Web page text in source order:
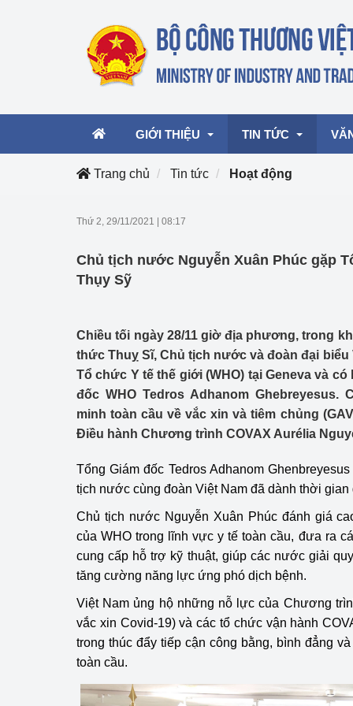
GIỚI THIỆU
Cơ cấu tổ chức
TIN TỨC
mại, Dịch vụ Việt
Hoạt động của Bộ
Công Thương -
Chuyển đổi số
Lịch sử phát triển
Bản tin Thị trường
Phát triển nguồn
Phát triển bền vững
Tổ chức kiểm định
Văn hóa ngành
Tái cơ cấu ngành
Sử dụng năng
Trang chủ Tin tức Hoạt động
Thứ 2, 29/11/2021 08:17
Chủ tịch nước Nguyễn Xuân Phúc gặp
Thụy Sỹ
Chiều tối ngày 28/11 giờ địa phương, trong
thức Thuỵ Sĩ, Chủ tịch nước và đoàn đại biểu
Tổ chức Y tế thế giới (WHO) tại Geneva và
đốc WHO Tedros Adhanom Ghebreyesus.
minh toàn cầu về vắc xin và tiêm chủng
Điều hành Chương trình COVAX Aurélia
Tổng Giám đốc Tedros Adhanom
tịch nước cùng đoàn Việt Nam đã dành thời gian
Chủ tịch nước Nguyễn Xuân Phúcđánh giá
của WHO trong lĩnh vực y tế toàn cầu, đưa ra
cung cấp hỗ trợ kỹ thuật, giúp các nước giải
tăng cường năng lực ứng phó dịch bệnh.
Việt Nam ủng hộ những nỗ lực của Chương
vắc xin Covid-19) và các tổ chức vận hành
trong thúc đẩy tiếp cận công bằng, bình đẳng
toàn cầu.